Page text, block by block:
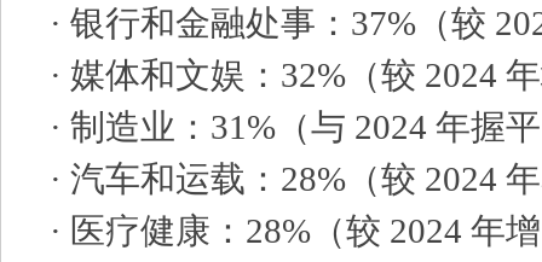
· 银行和金融处事：37%（较
· 媒体和文娱：32%（较 2024
· 制造业：31%（与 2024 年握
· 汽车和运载：28%（较 2024
· 医疗健康：28%（较 2024 年